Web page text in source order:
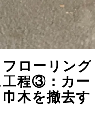
ローリング
工程③：カー
木を撤去す